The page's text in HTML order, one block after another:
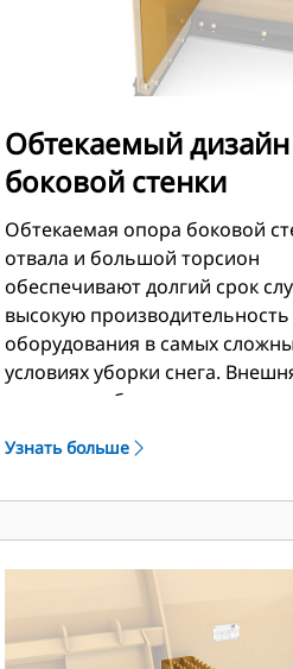
Обтекаемый дизайн
боковой стенки
Обтекаемая опора боковой
отвала и большой торсион
обеспечивают долгий срок
высокую производительность
оборудования в самых
условиях уборки снега.
опора коробки
снега на отвал и обеспечить
Узнать больше